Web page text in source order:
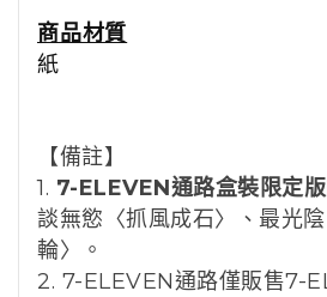
商品材質
紙
【備註】
1. 7-ELEVEN通路盒裝限定版
談無慾〈抓風成石〉、最光陰
輪〉
。
2. 7-ELEVEN通路僅販售7-